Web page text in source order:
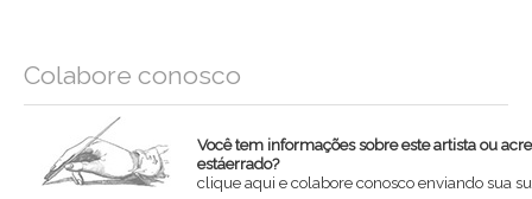
Colabore conosco
Você tem informações sobre este artista ou
estáerrado?
clique aqui e colabore conosco enviando sua